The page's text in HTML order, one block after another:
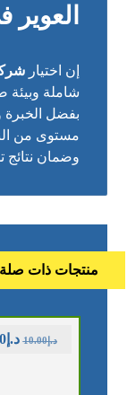
إن اختيار
شاملة وبيئة
بفضل الخبرة
مستوى من
وضمان نتائج
منتجات ذات صلة
د.إ10.00 د.إ